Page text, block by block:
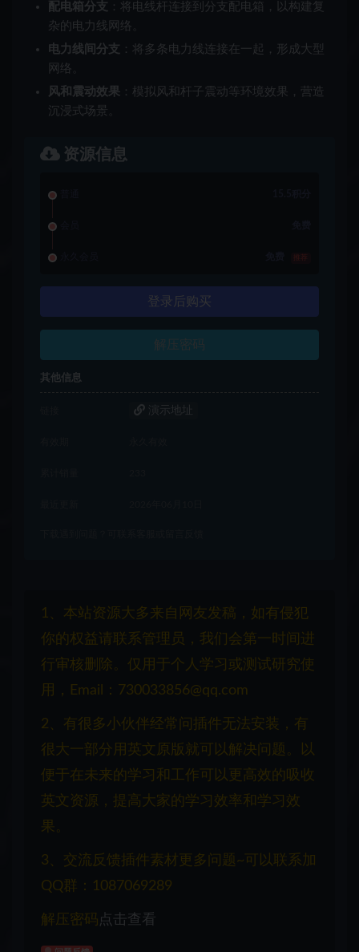
配电箱分支 ：将电线杆连接到分支配电箱，以构建复
杂的电力线网络。
电力线间分支 ：将多条电力线连接在一起，形成大型
网络。
风和震动效果 ：模拟风和杆子震动等环境效果，营造
沉浸式场景。
资源信息
推荐
登录后购买
解压密码
其他信息
演示地址
1、本站资源大多来自网友发稿，如有侵犯
你的权益请联系管理员，我们会第一时间进
行审核删除。仅用于个人学习或测试研究使
用，Email：730033856@qq.com
2、有很多小伙伴经常问插件无法安装，有
很大一部分用英文原版就可以解决问题。以
便于在未来的学习和工作可以更高效的吸收
英文资源，提高大家的学习效率和学习效
果。
3、交流反馈插件素材更多问题~可以联系加
QQ群：1087069289
解压密码 点击查看